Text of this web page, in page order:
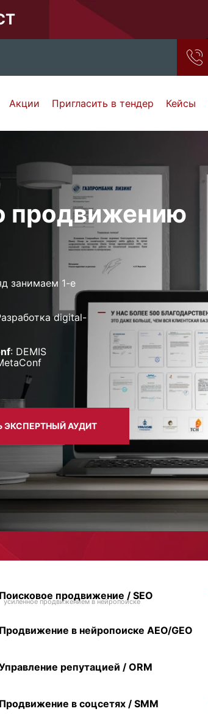
Новгород Тамбов
Акции Пригласить в тендер Кейсы
продвижению
занимаем 1-е
digital-
: DEMIS
ЭКСПЕРТНЫЙ АУДИТ
Поисковое продвижение / SEO
усиленное продвижением в нейропоиске
Продвижение в нейропоиске AEO/GEO
репутацией / ORM
Продвижение в соцсетях / SMM